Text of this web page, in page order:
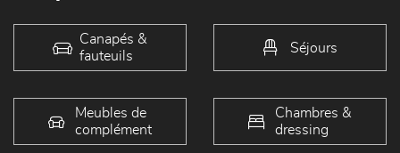
Canapés &
fauteuils
Séjours
Meubles de
complément
Chambres &
dressing